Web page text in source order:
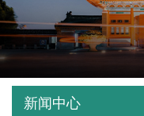
新闻中心